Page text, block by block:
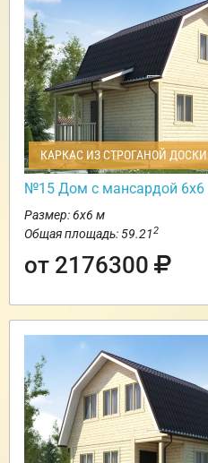
КАРКАС ИЗ СТРОГАНОЙ ДОСКИ
№15 Дом с мансардой 6х6
Размер: 6х6 м
Общая площадь: 59.212
от 2176300